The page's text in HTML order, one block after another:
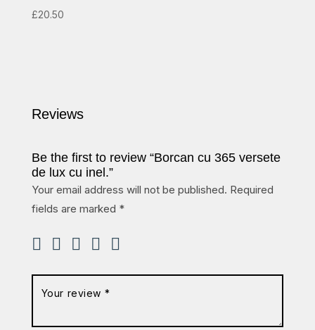
£20.50
Reviews
Be the first to review “Borcan cu 365 versete
de lux cu inel.”
Your email address will not be published. Required
fields are marked *